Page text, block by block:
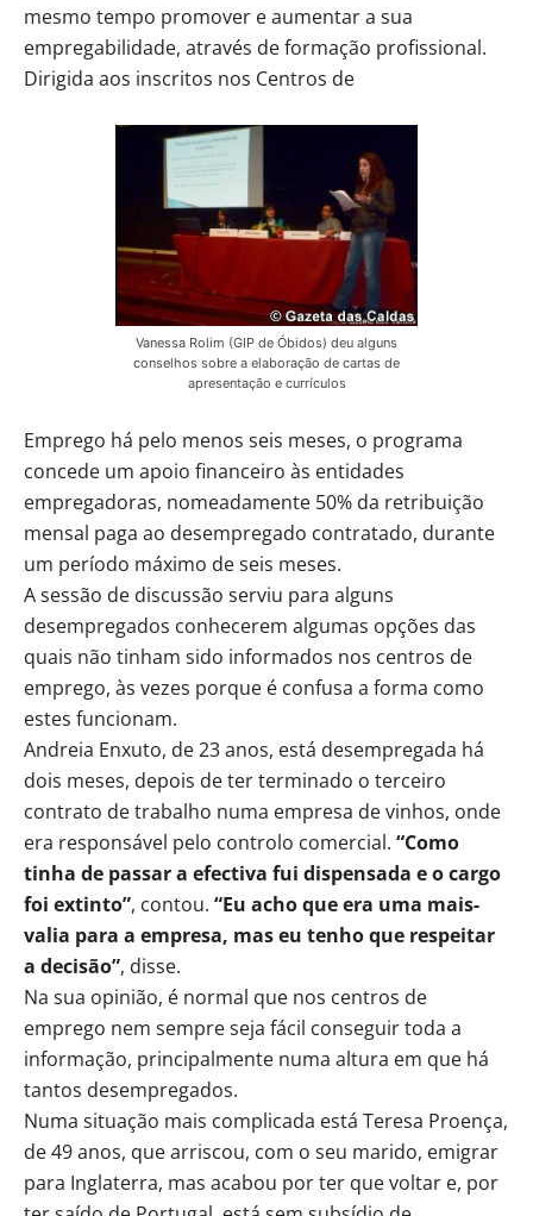
mesmo tempo promover e aumentar a sua
empregabilidade, através de formação profissional.
Dirigida aos inscritos nos Centros de
Vanessa Rolim (GIP de Óbidos) deu alguns
conselhos sobre a elaboração de cartas de
apresentação e currículos
Emprego há pelo menos seis meses, o programa
concede um apoio financeiro às entidades
empregadoras, nomeadamente 50% da retribuição
mensal paga ao desempregado contratado, durante
um período máximo de seis meses.
A sessão de discussão serviu para alguns
desempregados conhecerem algumas opções das
quais não tinham sido informados nos centros de
emprego, às vezes porque é confusa a forma como
estes funcionam.
Andreia Enxuto, de 23 anos, está desempregada há
dois meses, depois de ter terminado o terceiro
contrato de trabalho numa empresa de vinhos, onde
era responsável pelo controlo comercial. “Como
tinha de passar a efectiva fui dispensada e o cargo
foi extinto”, contou. “Eu acho que era uma mais-
valia para a empresa, mas eu tenho que respeitar
a decisão”, disse.
Na sua opinião, é normal que nos centros de
emprego nem sempre seja fácil conseguir toda a
informação, principalmente numa altura em que há
tantos desempregados.
Numa situação mais complicada está Teresa Proença,
de 49 anos, que arriscou, com o seu marido, emigrar
para Inglaterra, mas acabou por ter que voltar e, por